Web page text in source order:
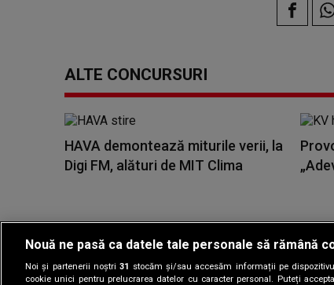
ALTE CONCURSURI
HAVA demontează miturile verii, la
Digi FM, alături de MIT Clima
Gestionați
Nouă ne pasă ca datele tale personale să rămână
Noi și partenerii noștri31 stocăm și/sau accesăm informații pe
cookie unici pentru prelucrarea datelor cu caracter personal. Puteți